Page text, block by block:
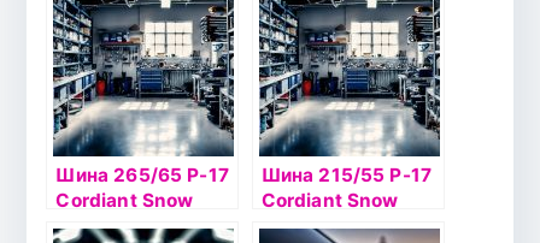
Шина 265/65 Р-17
Cordiant Snow
Cross 116T б/к ш
Шина 215/55 Р-17
Cordiant Snow
Cross 98T б/к ш